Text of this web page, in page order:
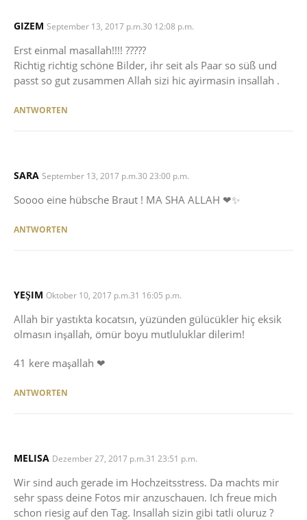
GIZEM SAYS:
September 13, 2017 p.m.30 12:08 p.m.
Erst einmal masallah!!!! ?????
Richtig richtig schöne Bilder, ihr seit als Paar so süß und
passt so gut zusammen Allah sizi hic ayirmasin insallah .
ANTWORTEN
SARA SAYS:
September 13, 2017 p.m.30 23:00 p.m.
Soooo eine hübsche Braut ! MA SHA ALLAH ❤✨
ANTWORTEN
YEŞIM SAYS:
Oktober 10, 2017 p.m.31 16:05 p.m.
Allah bir yastıkta kocatsın, yüzünden gülücükler hiç eksik
olmasın inşallah, ömür boyu mutluluklar dilerim!
41 kere maşallah ❤
ANTWORTEN
MELISA SAYS:
Dezember 27, 2017 p.m.31 23:51 p.m.
Wir sind auch gerade im Hochzeitsstress. Da machts mir
sehr spass deine Fotos mir anzuschauen. Ich freue mich
schon riesig auf den Tag. Insallah sizin gibi tatli oluruz ?